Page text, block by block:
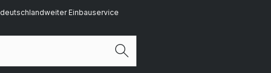
deutschlandweiter Einbauservice